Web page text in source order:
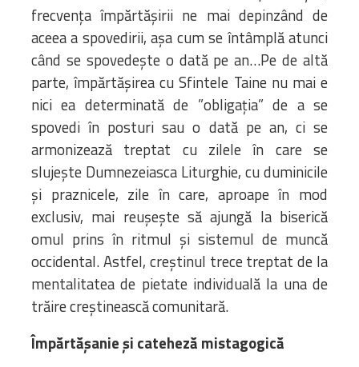
frecvența împărtășirii ne mai depinzând de
aceea a spovedirii, așa cum se întâmplă atunci
când se spovedește o dată pe an…Pe de altă
parte, împărtășirea cu Sfintele Taine nu mai e
nici ea determinată de ”obligația” de a se
spovedi în posturi sau o dată pe an, ci se
armonizează treptat cu zilele în care se
slujește Dumnezeiasca Liturghie, cu duminicile
și praznicele, zile în care, aproape în mod
exclusiv, mai reușește să ajungă la biserică
omul prins în ritmul și sistemul de muncă
occidental. Astfel, creștinul trece treptat de la
mentalitatea de pietate individuală la una de
trăire creștinească comunitară.
Împărtășanie și cateheză mistagogică